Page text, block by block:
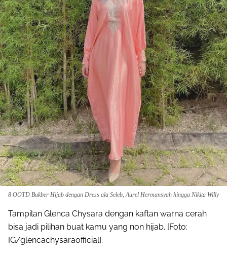
8 OOTD Bukber Hijab dengan Dress ala Seleb, Aurel Hermansyah hingga Nikita Willy
Tampilan Glenca Chysara dengan kaftan warna cerah
bisa jadi pilihan buat kamu yang non hijab. [Foto:
IG/glencachysaraofficial].
Share to others
Pinterest
Mail